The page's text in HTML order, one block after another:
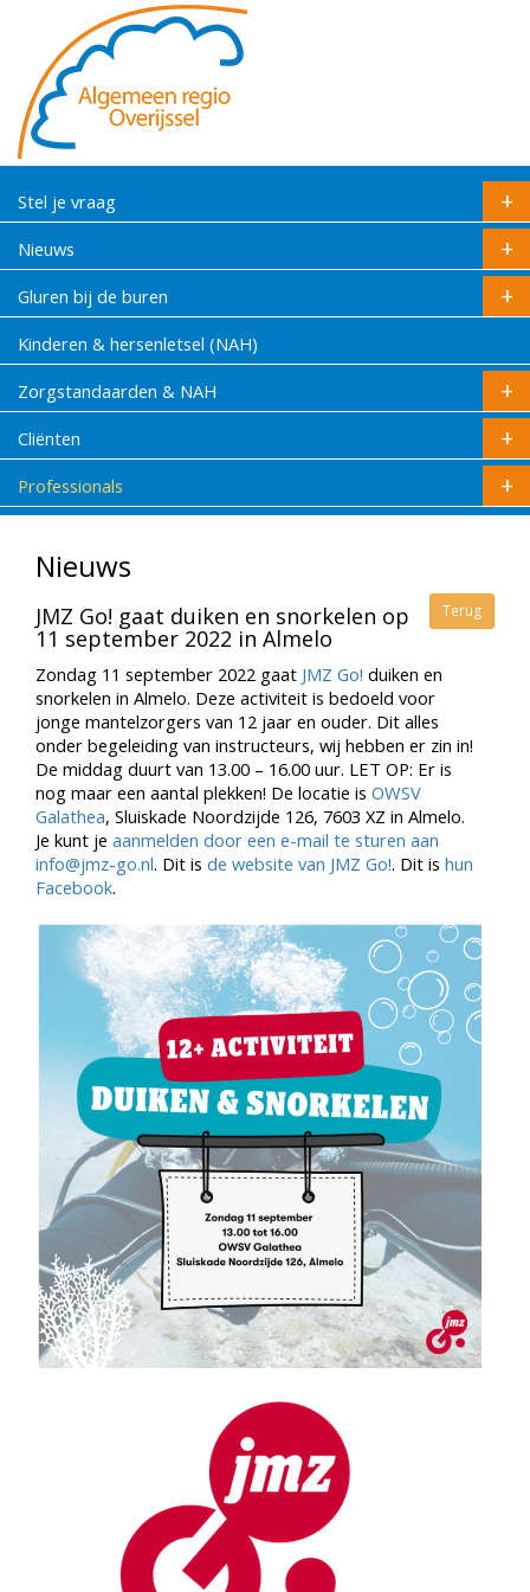
Stel je vraag
Nieuws
Gluren bij de buren
Kinderen & hersenletsel (NAH)
Zorgstandaarden & NAH
Cliënten
Professionals
Nieuws
Terug
JMZ Go! gaat duiken en snorkelen op
11 september 2022 in Almelo
Zondag 11 september 2022 gaat JMZ Go! duiken en
snorkelen in Almelo. Deze activiteit is bedoeld voor
jonge mantelzorgers van 12 jaar en ouder. Dit alles
onder begeleiding van instructeurs, wij hebben er zin in!
De middag duurt van 13.00 – 16.00 uur. LET OP: Er is
nog maar een aantal plekken! De locatie is OWSV
Galathea, Sluiskade Noordzijde 126, 7603 XZ in Almelo.
Je kunt je aanmelden door een e-mail te sturen aan
info@jmz-go.nl. Dit is de website van JMZ Go!. Dit is hun
Facebook.